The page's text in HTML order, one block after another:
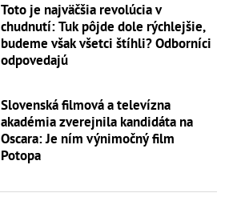
Toto je najväčšia revolúcia v
chudnutí: Tuk pôjde dole rýchlejšie,
budeme však všetci štíhli? Odborníci
odpovedajú
Slovenská filmová a televízna
akadémia zverejnila kandidáta na
Oscara: Je ním výnimočný film
Potopa